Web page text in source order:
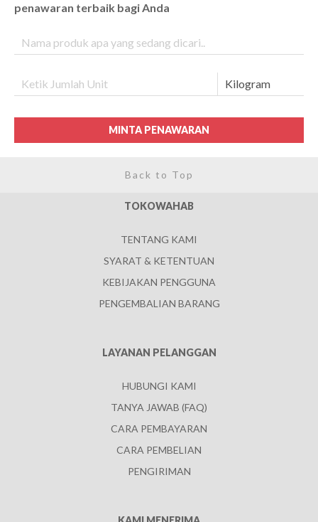
penawaran terbaik bagi Anda
MINTA PENAWARAN
Back to Top
TOKOWAHAB
TENTANG KAMI
SYARAT & KETENTUAN
KEBIJAKAN PENGGUNA
PENGEMBALIAN BARANG
LAYANAN PELANGGAN
HUBUNGI KAMI
TANYA JAWAB (FAQ)
CARA PEMBAYARAN
CARA PEMBELIAN
PENGIRIMAN